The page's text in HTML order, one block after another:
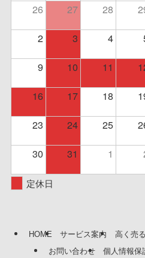
26 27 28
2
3 4
9 10 11
16
17 18
23
24 25
30
31 1
定休日
HOME サービス案内 高く売
お問い合わせ
個人情報保